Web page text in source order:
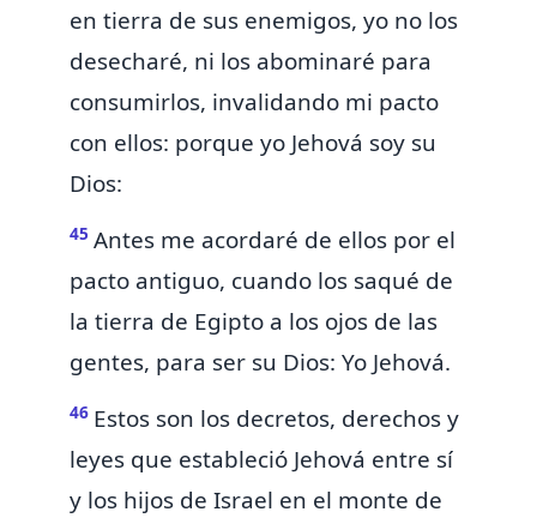
en tierra de sus enemigos, yo no los
desecharé, ni los abominaré para
consumirlos, invalidando mi pacto
con ellos: porque yo Jehová soy su
Dios:
45 Antes me acordaré de ellos por el
pacto antiguo, cuando los saqué de
la tierra de Egipto a los ojos de las
gentes, para ser su Dios: Yo Jehová.
46 Estos son los decretos, derechos y
leyes que estableció Jehová entre sí
y los hijos de Israel en el monte de